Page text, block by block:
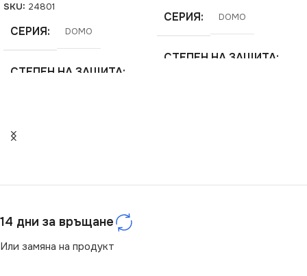
SKU: 24801
СЕРИЯ DOMO
СТЕПЕН НА ЗАЩИТА
ЦВЯТ
МАРКА KANLUX
РОЗЕТКА За ТВ Антена
СЕРИЯ DOMO
СТЕПЕН НА ЗАЩИТА
14 дни за връщане
Или замяна на продукт